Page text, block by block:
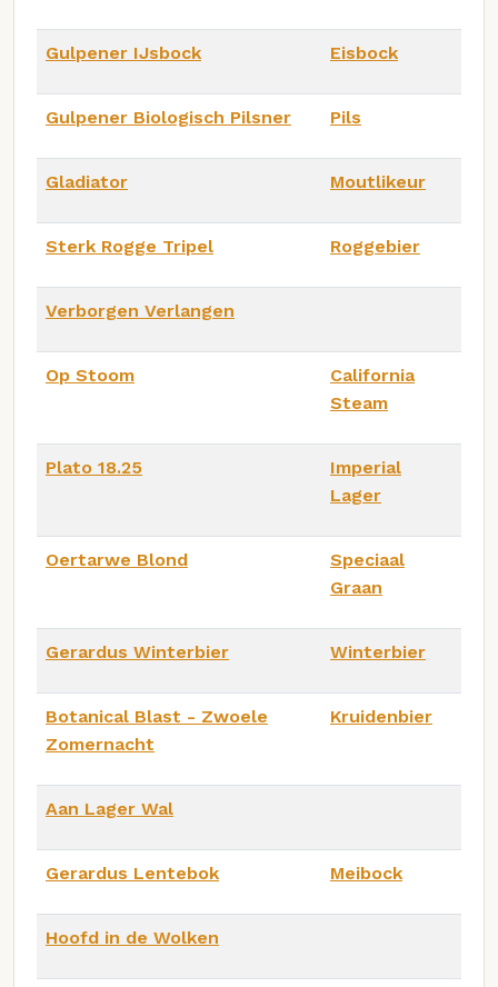
Gulpener IJsbock Eisbock
Gulpener Biologisch Pilsner Pils
Gladiator Moutlikeur
Sterk Rogge Tripel Roggebier
Verborgen Verlangen
Op Stoom
California
Steam
Plato 18.25
Imperial
Lager
Oertarwe Blond
Speciaal
Graan
Gerardus Winterbier Winterbier
Botanical Blast - Zwoele
Zomernacht
Kruidenbier
Aan Lager Wal
Gerardus Lentebok Meibock
Hoofd in de Wolken